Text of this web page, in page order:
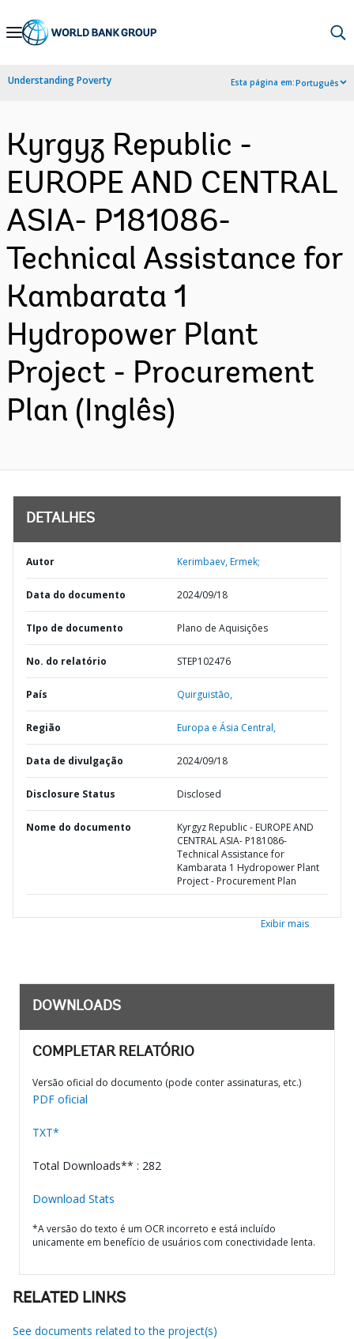
Skip
Navigation
Understanding Poverty Esta página em:Português
Kyrgyz Republic -
EUROPE AND CENTRAL
ASIA- P181086-
Technical Assistance for
Kambarata 1
Hydropower Plant
Project - Procurement
Plan (Inglês)
DETALHES
Autor Kerimbaev, Ermek;
Data do documento 2024/09/18
TIpo de documento Plano de Aquisições
No. do relatório STEP102476
País Quirguistão,
Região Europa e Ásia Central,
Data de divulgação 2024/09/18
Disclosure Status Disclosed
Nome do documento
Kyrgyz Republic - EUROPE AND
CENTRAL ASIA- P181086-
Technical Assistance for
Kambarata 1 Hydropower Plant
Project - Procurement Plan
Exibir mais
DOWNLOADS
COMPLETAR RELATÓRIO
Versão oficial do documento (pode conter assinaturas, etc.)
PDF oficial
TXT*
Total Downloads** : 282
Download Stats
*A versão do texto é um OCR incorreto e está incluído
unicamente em benefício de usuários com conectividade lenta.
RELATED LINKS
See documents related to the project(s)